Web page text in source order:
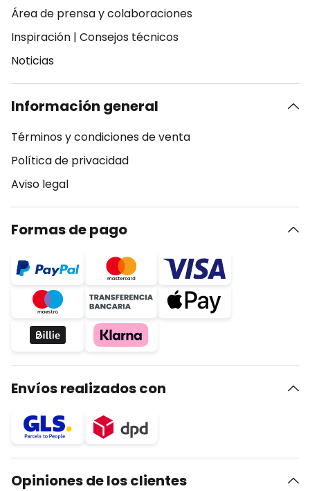
Área de prensa y colaboraciones
Inspiración | Consejos técnicos
Noticias
Información general
Términos y condiciones de venta
Política de privacidad
Aviso legal
Formas de pago
Envíos realizados con
Opiniones de los clientes